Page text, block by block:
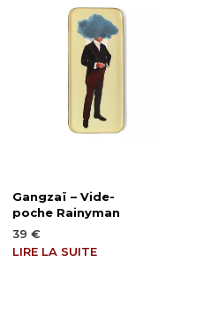
Gangzaï – Vide-
poche Rainyman
39 €
LIRE LA SUITE